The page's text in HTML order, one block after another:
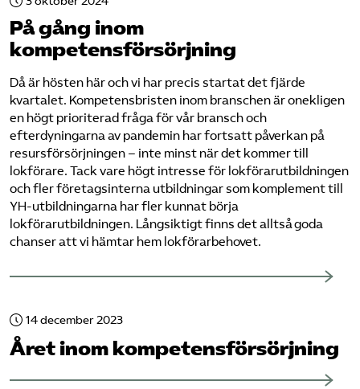
På gång inom
kompetensförsörjning
Då är hösten här och vi har precis startat det fjärde
kvartalet. Kompetensbristen inom branschen är onekligen
en högt prioriterad fråga för vår bransch och
efterdyningarna av pandemin har fortsatt påverkan på
resursförsörjningen – inte minst när det kommer till
lokförare. Tack vare högt intresse för lokförarutbildningen
och fler företagsinterna utbildningar som komplement till
YH-utbildningarna har fler kunnat börja
lokförarutbildningen. Långsiktigt finns det alltså goda
chanser att vi hämtar hem lokförarbehovet.
14 december 2023
Året inom kompetensförsörjning